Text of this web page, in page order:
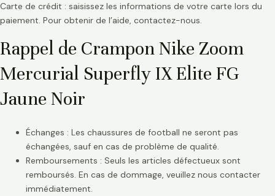
Carte de crédit : saisissez les informations de votre carte lors du
paiement. Pour obtenir de l’aide, contactez-nous.
Rappel de Crampon Nike Zoom
Mercurial Superfly IX Elite FG
Jaune Noir
Échanges : Les chaussures de football ne seront pas
échangées, sauf en cas de problème de qualité.
Remboursements : Seuls les articles défectueux sont
remboursés. En cas de dommage, veuillez nous contacter
immédiatement.